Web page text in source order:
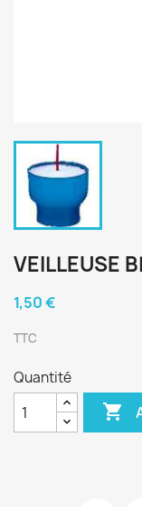
VEILLEUSE
1,50 €
TTC
Quantité
